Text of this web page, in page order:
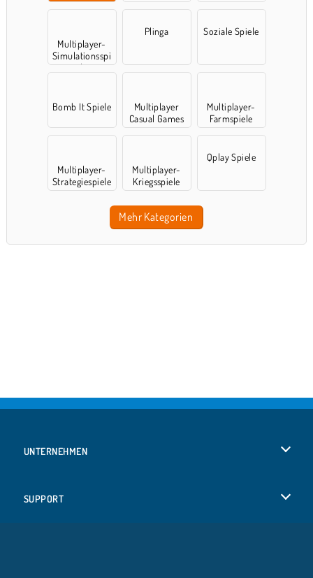
Multiplayer-
Simulationsspi
ele
Plinga Soziale Spiele
Bomb It Spiele
Multiplayer
Casual Games
Multiplayer-
Farmspiele
Multiplayer-
Strategiespiele
Multiplayer-
Kriegsspiele
Qplay Spiele
Mehr Kategorien
UNTERNEHMEN
SUPPORT